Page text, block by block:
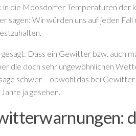
in die Moosdorfer Temperaturen der
sagen: Wir würden uns auf jeden
Dass ein Gewitter bzw. auch
die doch sehr ungewöhnlichen
schwer – obwohl das bei
ja gesehen.